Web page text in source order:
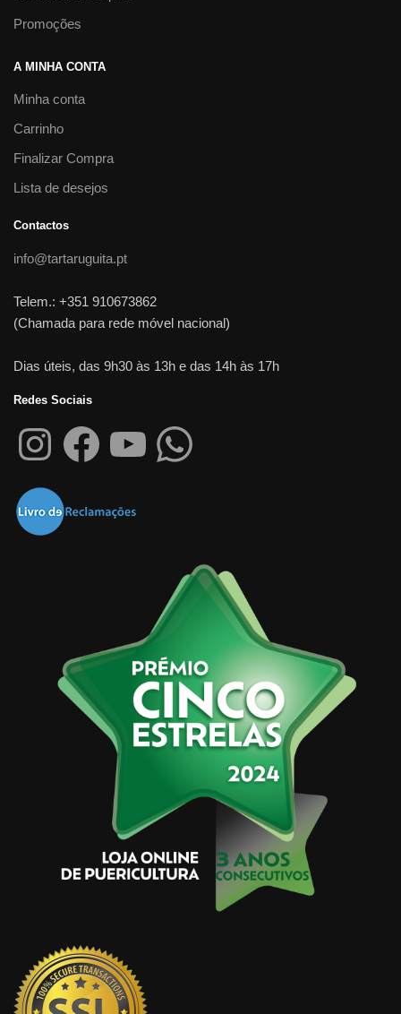
Promoções
A MINHA CONTA
Minha conta
Carrinho
Finalizar Compra
Lista de desejos
Contactos
info@tartaruguita.pt
Telem.: +351 910673862
(Chamada para rede móvel nacional)
Dias úteis, das 9h30 às 13h e das 14h às 17h
Redes Sociais